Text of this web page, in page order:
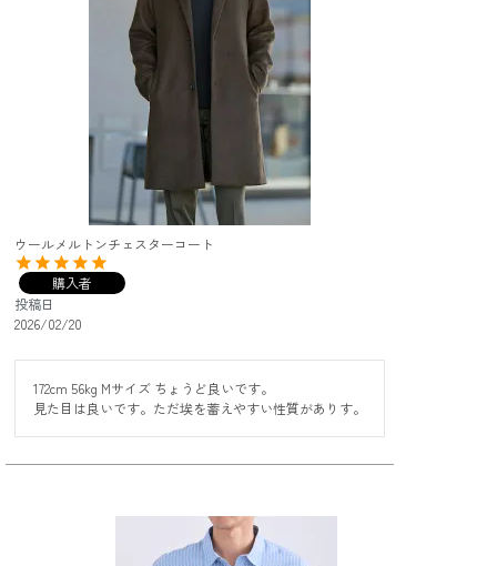
ウールメルトンチェスターコート
購入者
投稿日
2026/02/20
172cm 56kg Mサイズ ちょうど良いです。
見た目は良いです。ただ埃を蓄えやすい性質がありす。